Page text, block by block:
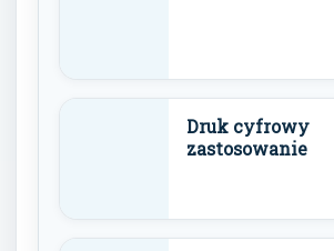
Druk cyfrowy
zastosowanie